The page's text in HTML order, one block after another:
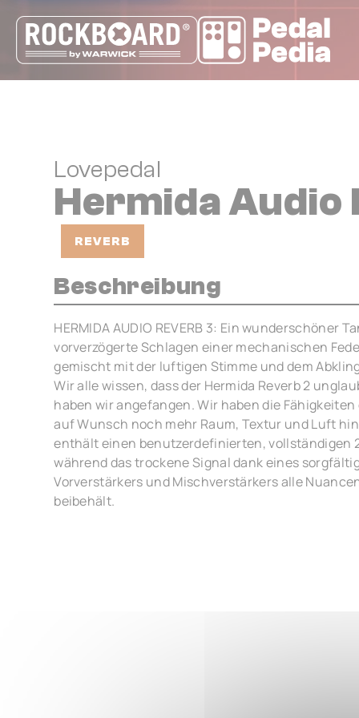
Lovepedal
Hermida Audio
REVERB
Beschreibung
HERMIDA AUDIO REVERB 3: Ein wunderschöner
vorverzögerte Schlagen einer mechanischen
gemischt mit der luftigen Stimme und dem
Wir alle wissen, dass der Hermida Reverb 2
haben wir angefangen. Wir haben die Fähigkeiten
auf Wunsch noch mehr Raum, Textur und Luft
enthält einen benutzerdefinierten, vollständigen
während das trockene Signal dank eines
Vorverstärkers und Mischverstärkers alle
beibehält.